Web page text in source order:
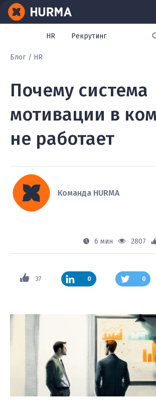
HR Рекрутинг
Блог HR
Почему система
мотивации в
не работает
Команда HURMA
6 мин
2807
37 0 0